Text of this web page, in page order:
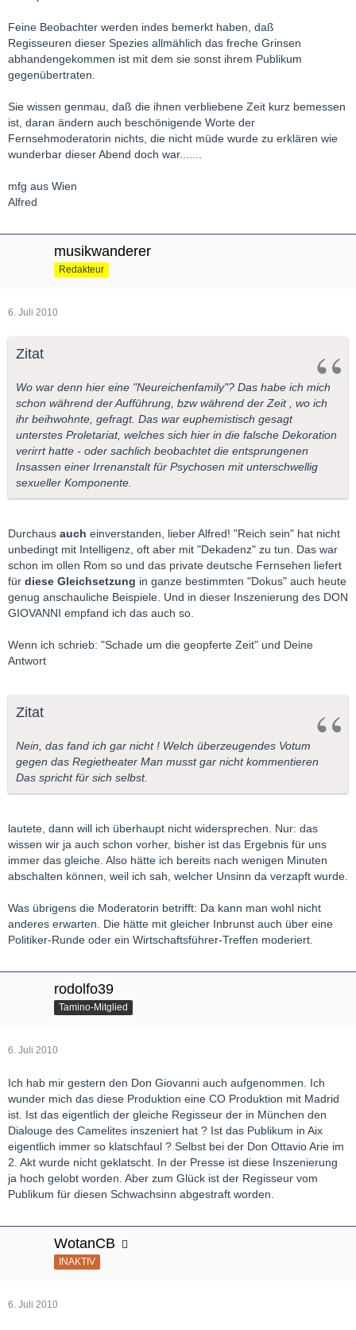
Feine Beobachter werden indes bemerkt haben, daß
Regisseuren dieser Spezies allmählich das freche Grinsen
abhandengekommen ist mit dem sie sonst ihrem Publikum
gegenübertraten.
Sie wissen genmau, daß die ihnen verbliebene Zeit kurz bemessen
ist, daran ändern auch beschönigende Worte der
Fernsehmoderatorin nichts, die nicht müde wurde zu erklären wie
wunderbar dieser Abend doch war.......
mfg aus Wien
Alfred
musikwanderer
Redakteur
6. Juli 2010
Zitat
Wo war denn hier eine "Neureichenfamily"? Das habe ich mich
schon während der Aufführung, bzw während der Zeit , wo ich
ihr beihwohnte, gefragt. Das war euphemistisch gesagt
unterstes Proletariat, welches sich hier in die falsche Dekoration
verirrt hatte - oder sachlich beobachtet die entsprungenen
Insassen einer Irrenanstalt für Psychosen mit unterschwellig
sexueller Komponente.
Durchaus auch einverstanden, lieber Alfred! "Reich sein" hat nicht
unbedingt mit Intelligenz, oft aber mit "Dekadenz" zu tun. Das war
schon im ollen Rom so und das private deutsche Fernsehen liefert
für diese Gleichsetzung in ganze bestimmten "Dokus" auch heute
genug anschauliche Beispiele. Und in dieser Inszenierung des DON
GIOVANNI empfand ich das auch so.
Wenn ich schrieb: "Schade um die geopferte Zeit" und Deine
Antwort
Zitat
Nein, das fand ich gar nicht ! Welch überzeugendes Votum
gegen das Regietheater Man musst gar nicht kommentieren
Das spricht für sich selbst.
lautete, dann will ich überhaupt nicht widersprechen. Nur: das
wissen wir ja auch schon vorher, bisher ist das Ergebnis für uns
immer das gleiche. Also hätte ich bereits nach wenigen Minuten
abschalten können, weil ich sah, welcher Unsinn da verzapft wurde.
Was übrigens die Moderatorin betrifft: Da kann man wohl nicht
anderes erwarten. Die hätte mit gleicher Inbrunst auch über eine
Politiker-Runde oder ein Wirtschaftsführer-Treffen moderiert.
rodolfo39
Tamino-Mitglied
6. Juli 2010
Ich hab mir gestern den Don Giovanni auch aufgenommen. Ich
wunder mich das diese Produktion eine CO Produktion mit Madrid
ist. Ist das eigentlich der gleiche Regisseur der in München den
Dialouge des Camelites inszeniert hat ? Ist das Publikum in Aix
eigentlich immer so klatschfaul ? Selbst bei der Don Ottavio Arie im
2. Akt wurde nicht geklatscht. In der Presse ist diese Inszenierung
ja hoch gelobt worden. Aber zum Glück ist der Regisseur vom
Publikum für diesen Schwachsinn abgestraft worden.
WotanCB
INAKTIV
6. Juli 2010